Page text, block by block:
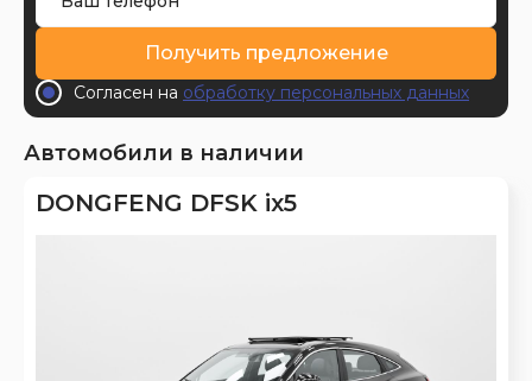
Получить предложение
Согласен на обработку персональных данных
Автомобили в наличии
DONGFENG DFSK ix5